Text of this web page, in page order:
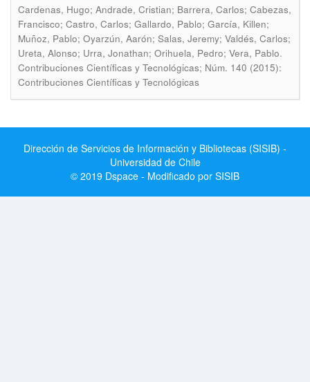
Cardenas, Hugo; Andrade, Cristian; Barrera, Carlos; Cabezas,
Francisco; Castro, Carlos; Gallardo, Pablo; García, Killen;
Muñoz, Pablo; Oyarzún, Aarón; Salas, Jeremy; Valdés, Carlos;
Ureta, Alonso; Urra, Jonathan; Orihuela, Pedro; Vera, Pablo.
Contribuciones Científicas y Tecnológicas; Núm. 140 (2015):
Contribuciones Científicas y Tecnológicas
Dirección de Servicios de Información y Bibliotecas (SISIB) -
Universidad de Chile
© 2019 Dspace - Modificado por SISIB